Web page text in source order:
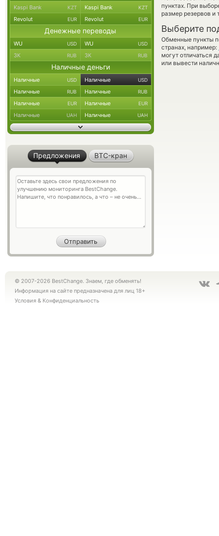
пунктах. При
размер резервов и
Выберите
Обменные пункты
странах, например:
могут отличаться
или вывести
Kaspi Bank KZT Kaspi Bank KZT
Revolut EUR Revolut EUR
Денежные переводы
WU USD WU USD
ЗК RUB ЗК RUB
Наличные деньги
Наличные USD Наличные USD
Наличные RUB Наличные RUB
Наличные EUR Наличные EUR
Наличные UAH Наличные UAH
Предложения BTC-кран
© 2007-2026 BestChange. Знаем, где обменять!
Информация на сайте предназначена для лиц 18+
Условия & Конфиденциальность